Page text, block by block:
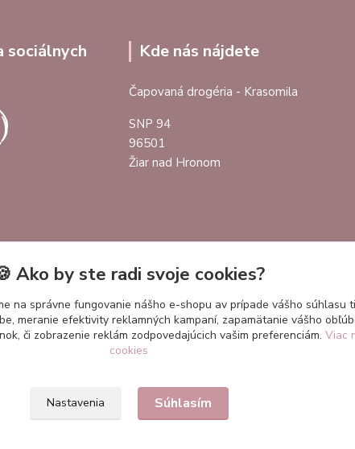
sociálnych
Kde nás nájdete
Čapovaná drogéria - Krasomila
SNP 94
96501
Žiar nad Hronom
Ako by ste radi svoje cookies?
na správne fungovanie nášho e-shopu av prípade vášho súhlasu
meranie efektivity reklamných kampaní, zapamätanie vášho
či zobrazenie reklám zodpovedajúcich vašim preferenciám. Viac
cookies
Nastavenia Súhlasím